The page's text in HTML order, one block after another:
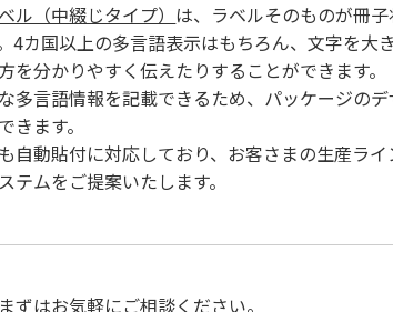
ル（中綴じタイプ） は、ラベルそのものが冊
4カ国以上の多言語表示はもちろん、文字を大
を分かりやすく伝えたりすることができます。
多言語情報を記載できるため、パッケージのデ
きます。
自動貼付に対応しており、お客さまの生産ラ
テムをご提案いたします。
はお気軽にご相談ください。